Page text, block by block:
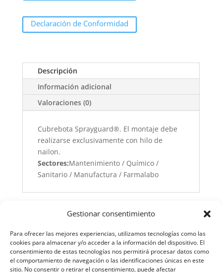
Gestionar consentimiento
Para ofrecer las mejores experiencias, utilizamos tecnologías como las
cookies para almacenar y/o acceder a la información del dispositivo. El
consentimiento de estas tecnologías nos permitirá procesar datos como
el comportamiento de navegación o las identificaciones únicas en este
sitio. No consentir o retirar el consentimiento, puede afectar
Declaración de Conformidad
Descripción
Información adicional
Valoraciones (0)
Cubrebota Sprayguard®. El montaje debe
realizarse exclusivamente con hilo de
nailon.
Sectores:Mantenimiento / Químico /
Sanitario / Manufactura / Farmalabo